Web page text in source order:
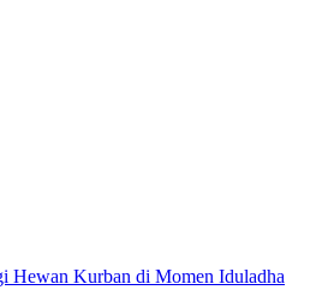
Hewan Kurban di Momen Iduladha